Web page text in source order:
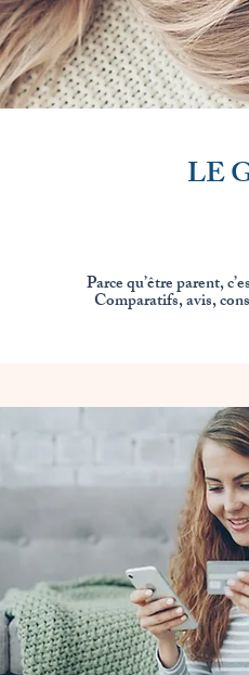
LE
Parce qu’être parent,
Comparatifs, avis,